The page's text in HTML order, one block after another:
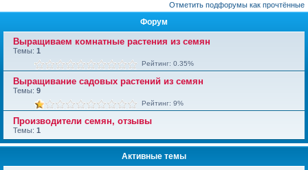
Отметить подфорумы как прочтённые
Форум
Выращиваем комнатные растения из семян
Темы: 1
Рейтинг: 0.35%
Выращивание садовых растений из семян
Темы: 9
Рейтинг: 9%
Производители семян, отзывы
Темы: 1
Активные темы